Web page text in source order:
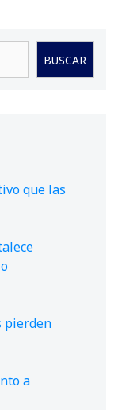
BUSCAR
que las
pierden
a